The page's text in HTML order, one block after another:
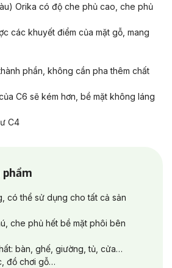
Orika có độ che phủ cao, che phủ
các khuyết điểm của mặt gỗ, mang
phần, không cần pha thêm chất
C6 sẽ kém hơn, bề mặt không láng
C4
có thể sử dụng cho tất cả sản
che phủ hết bề mặt phôi bên
bàn, ghế, giường, tủ, cửa…
đồ chơi gỗ…